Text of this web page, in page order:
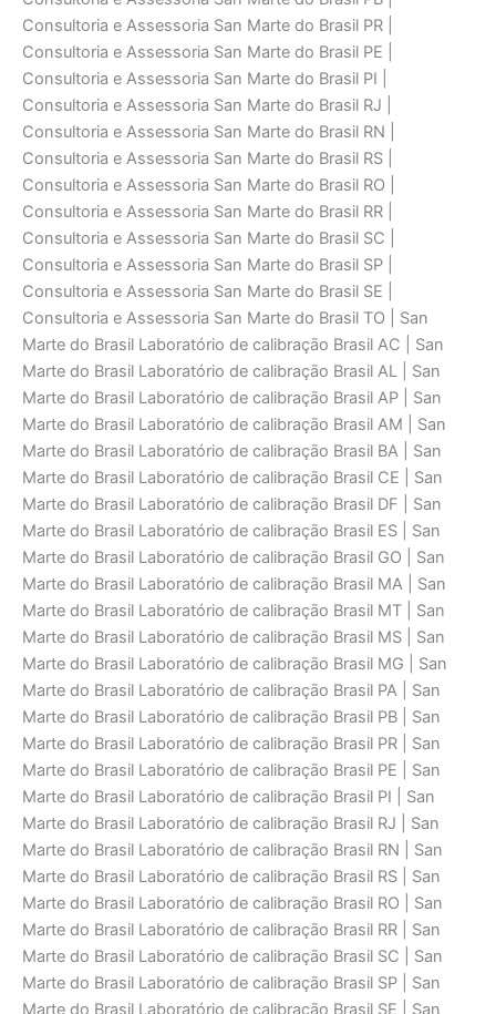
Consultoria e Assessoria San Marte do Brasil PR |
Consultoria e Assessoria San Marte do Brasil PE |
Consultoria e Assessoria San Marte do Brasil PI |
Consultoria e Assessoria San Marte do Brasil RJ |
Consultoria e Assessoria San Marte do Brasil RN |
Consultoria e Assessoria San Marte do Brasil RS |
Consultoria e Assessoria San Marte do Brasil RO |
Consultoria e Assessoria San Marte do Brasil RR |
Consultoria e Assessoria San Marte do Brasil SC |
Consultoria e Assessoria San Marte do Brasil SP |
Consultoria e Assessoria San Marte do Brasil SE |
Consultoria e Assessoria San Marte do Brasil TO | San
Marte do Brasil Laboratório de calibraçāo Brasil AC | San
Marte do Brasil Laboratório de calibraçāo Brasil AL | San
Marte do Brasil Laboratório de calibraçāo Brasil AP | San
Marte do Brasil Laboratório de calibraçāo Brasil AM | San
Marte do Brasil Laboratório de calibraçāo Brasil BA | San
Marte do Brasil Laboratório de calibraçāo Brasil CE | San
Marte do Brasil Laboratório de calibraçāo Brasil DF | San
Marte do Brasil Laboratório de calibraçāo Brasil ES | San
Marte do Brasil Laboratório de calibraçāo Brasil GO | San
Marte do Brasil Laboratório de calibraçāo Brasil MA | San
Marte do Brasil Laboratório de calibraçāo Brasil MT | San
Marte do Brasil Laboratório de calibraçāo Brasil MS | San
Marte do Brasil Laboratório de calibraçāo Brasil MG | San
Marte do Brasil Laboratório de calibraçāo Brasil PA | San
Marte do Brasil Laboratório de calibraçāo Brasil PB | San
Marte do Brasil Laboratório de calibraçāo Brasil PR | San
Marte do Brasil Laboratório de calibraçāo Brasil PE | San
Marte do Brasil Laboratório de calibraçāo Brasil PI | San
Marte do Brasil Laboratório de calibraçāo Brasil RJ | San
Marte do Brasil Laboratório de calibraçāo Brasil RN | San
Marte do Brasil Laboratório de calibraçāo Brasil RS | San
Marte do Brasil Laboratório de calibraçāo Brasil RO | San
Marte do Brasil Laboratório de calibraçāo Brasil RR | San
Marte do Brasil Laboratório de calibraçāo Brasil SC | San
Marte do Brasil Laboratório de calibraçāo Brasil SP | San
Marte do Brasil Laboratório de calibraçāo Brasil SE | San